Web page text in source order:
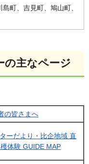
町、吉見町、鳩山町、
の主なページ
の皆さまへ
ーだより・比企地域 直
体験 GUIDE MAP